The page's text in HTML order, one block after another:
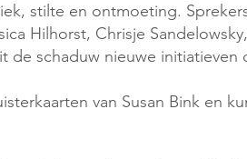
stilte en ontmoeting.
Hilhorst, Chrisje
de schaduw nieuwe initiatieven
van Susan Bink en